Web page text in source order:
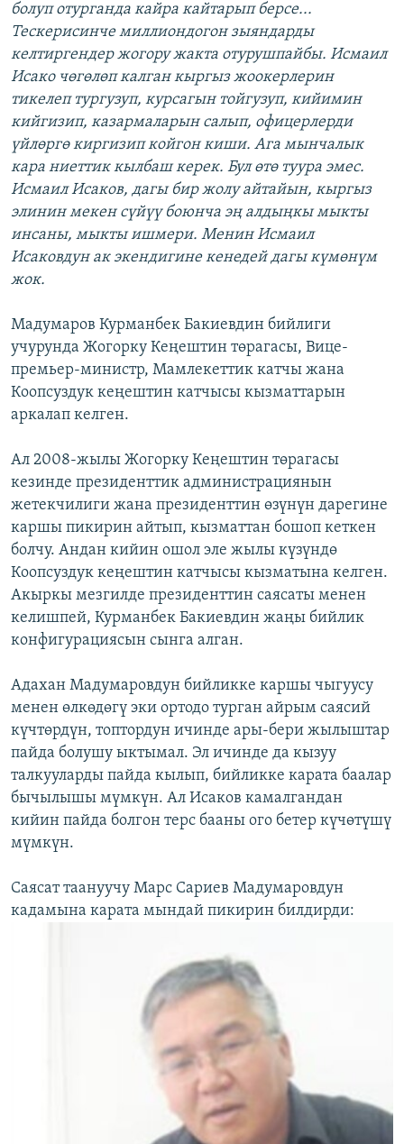
болуп отурганда кайра кайтарып берсе...
Тескерисинче миллиондогон зыяндарды
келтиргендер жогору жакта отурушпайбы. Исмаил
Исако чөгөлөп калган кыргыз жоокерлерин
тикелеп тургузуп, курсагын тойгузуп, кийимин
кийгизип, казармаларын салып, офицерлерди
үйлөргө киргизип койгон киши. Ага мынчалык
кара ниеттик кылбаш керек. Бул өтө туура эмес.
Исмаил Исаков, дагы бир жолу айтайын, кыргыз
элинин мекен сүйүү боюнча эң алдыңкы мыкты
инсаны, мыкты ишмери. Менин Исмаил
Исаковдун ак экендигине кенедей дагы күмөнүм
жок.
Мадумаров Курманбек Бакиевдин бийлиги
учурунда Жогорку Кеңештин төрагасы, Вице-
премьер-министр, Мамлекеттик катчы жана
Коопсуздук кеңештин катчысы кызматтарын
аркалап келген.
Ал 2008-жылы Жогорку Кеңештин төрагасы
кезинде президенттик администрациянын
жетекчилиги жана президенттин өзүнүн дарегине
каршы пикирин айтып, кызматтан бошоп кеткен
болчу. Андан кийин ошол эле жылы күзүндө
Коопсуздук кеңештин катчысы кызматына келген.
Акыркы мезгилде президенттин саясаты менен
келишпей, Курманбек Бакиевдин жаңы бийлик
конфигурациясын сынга алган.
Адахан Мадумаровдун бийликке каршы чыгуусу
менен өлкөдөгү эки ортодо турган айрым саясий
күчтөрдүн, топтордун ичинде ары-бери жылыштар
пайда болушу ыктымал. Эл ичинде да кызуу
талкууларды пайда кылып, бийликке карата баалар
бычылышы мүмкүн. Ал Исаков камалгандан
кийин пайда болгон терс бааны ого бетер күчөтүшү
мүмкүн.
Саясат таануучу Марс Сариев Мадумаровдун
кадамына карата мындай пикирин билдирди: